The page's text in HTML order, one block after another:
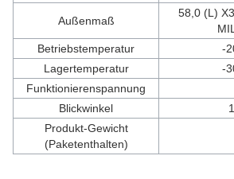
Außenmaß
58,0 (L)
Betriebstemperatur
-
Lagertemperatur
-
Funktionierenspannung
Blickwinkel
Produkt-Gewicht
(Paketenthalten)